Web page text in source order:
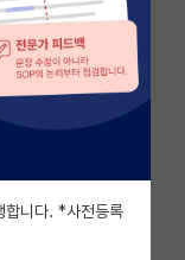
합니다. *사전등록